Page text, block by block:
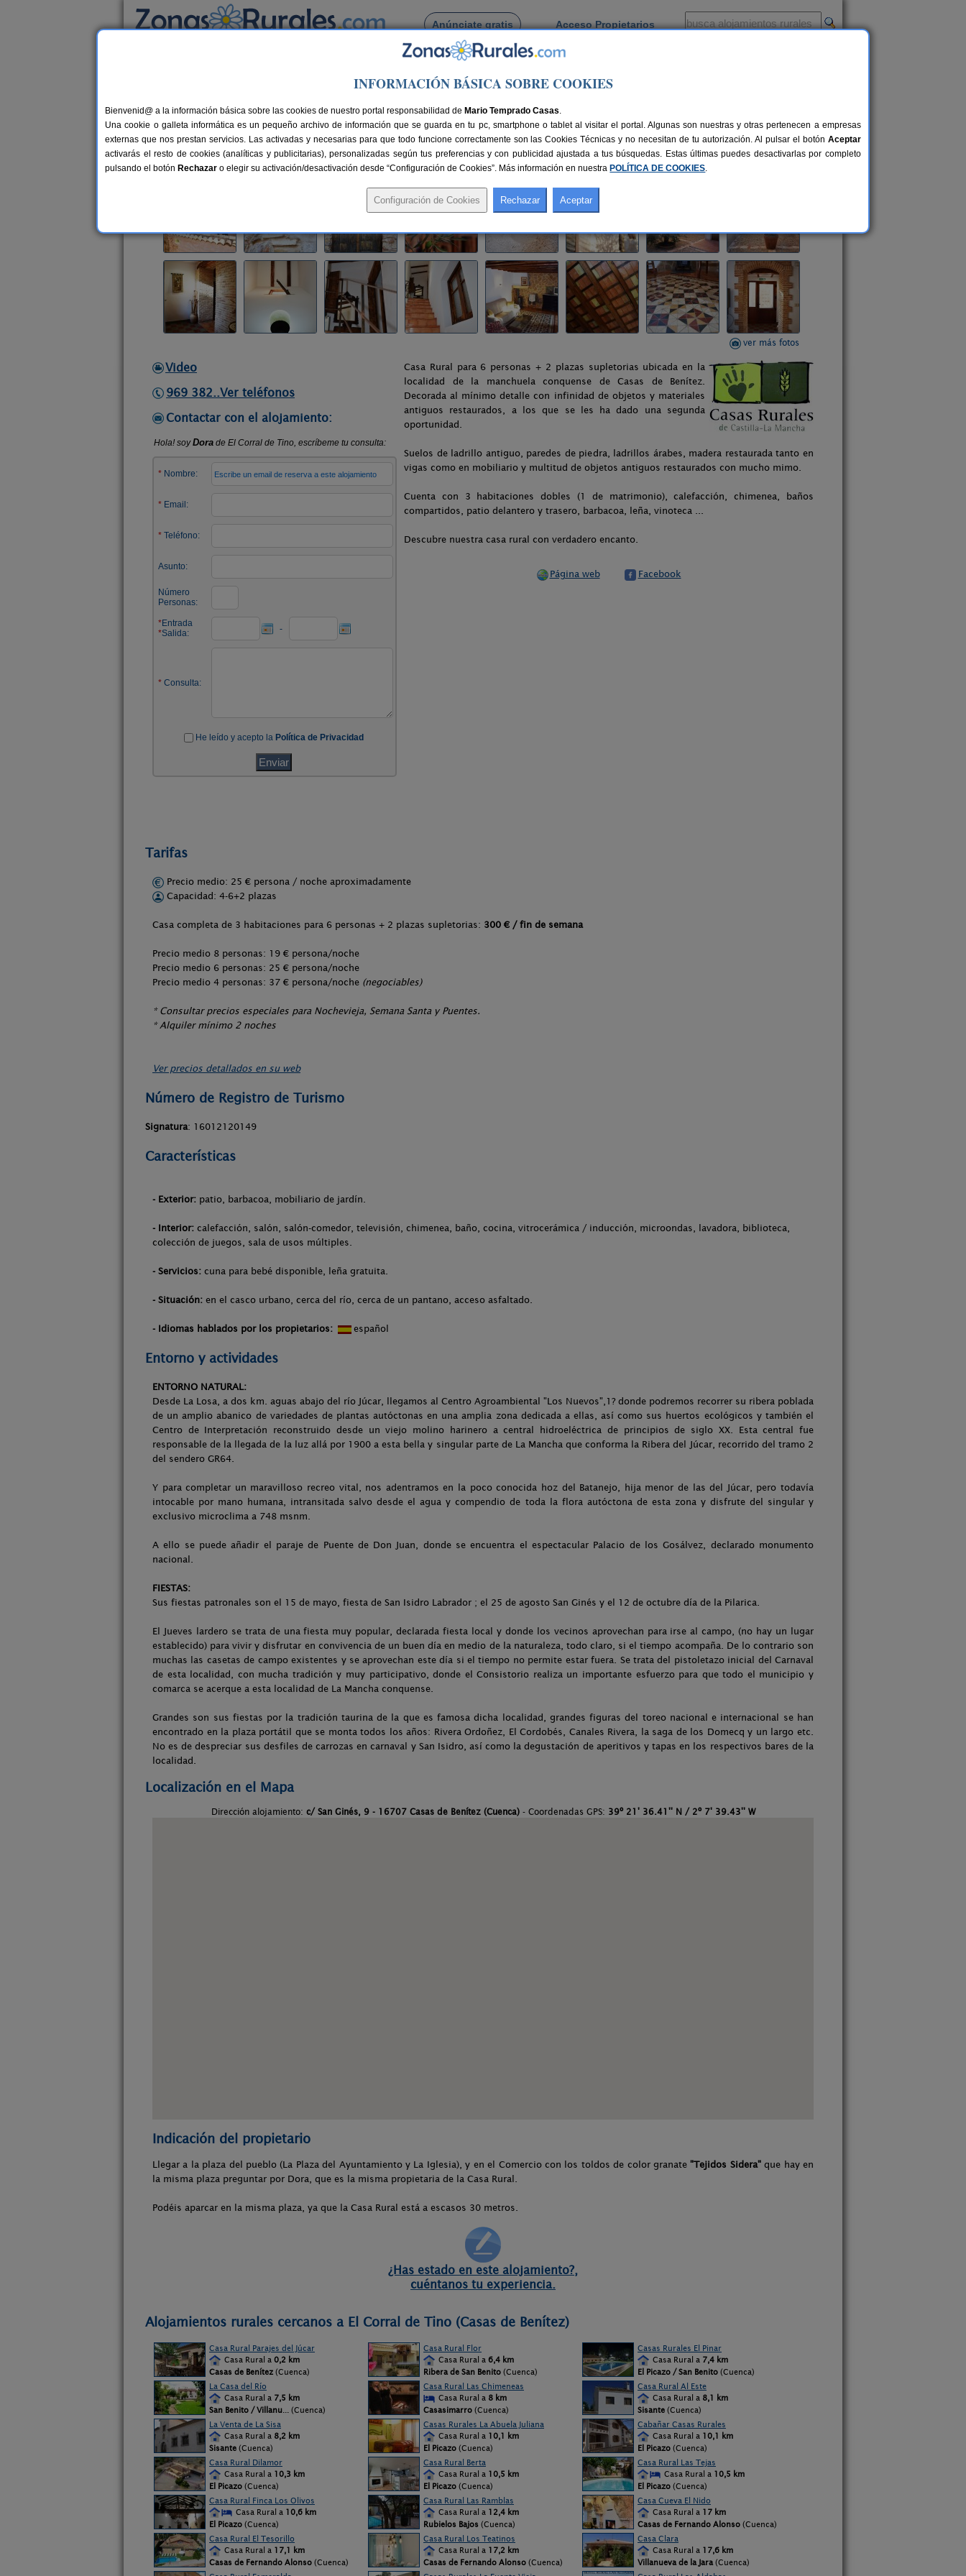
Anúnciate gratis Acceso Propietarios
Busca por pueblo
Casas de Benítez> El Corral de Tino
El Corral de Tino
Casa Rural en Casas de Benítez (Cuenca)
Alquiler completo 4-6+2 plazas 100 km de Cuenca Compartir:
ver más fotos
Video
969 382..Ver teléfonos
Contactar con el alojamiento:
Casa Rural para 6 personas + 2 plazas supletorias ubicada en la
localidad de la manchuela conquense de Casas de Benítez.
Decorada al mínimo detalle con infinidad de objetos y materiales
antiguos restaurados, a los que se les ha dado una segunda
oportunidad.
Suelos de ladrillo antiguo, paredes de piedra, ladrillos árabes, madera restaurada tanto en
vigas como en mobiliario y multitud de objetos antiguos restaurados con mucho mimo.
Cuenta con 3 habitaciones dobles (1 de matrimonio), calefacción, chimenea, baños
compartidos, patio delantero y trasero, barbacoa, leña, vinoteca ...
Descubre nuestra casa rural con verdadero encanto.
Página web Facebook
Tarifas
Precio medio: 25 € persona / noche aproximadamente
Capacidad: 4-6+2 plazas
Casa completa de 3 habitaciones para 6 personas + 2 plazas supletorias: 300 € / fin de semana
Precio medio 8 personas: 19 € persona/noche
Precio medio 6 personas: 25 € persona/noche
Precio medio 4 personas: 37 € persona/noche (negociables)
* Consultar precios especiales para Nochevieja, Semana Santa y Puentes.
* Alquiler mínimo 2 noches
Ver precios detallados en su web
Número de Registro de Turismo
Signatura: 16012120149
Características
- Exterior: patio, barbacoa, mobiliario de jardín.
- Interior: calefacción, salón, salón-comedor, televisión, chimenea, baño, cocina, vitrocerámica / inducción, microondas, lavadora, biblioteca,
colección de juegos, sala de usos múltiples.
- Servicios: cuna para bebé disponible, leña gratuita.
- Situación: en el casco urbano, cerca del río, cerca de un pantano, acceso asfaltado.
- Idiomas hablados por los propietarios: español
Entorno y actividades
ENTORNO NATURAL:
Desde La Losa, a dos km. aguas abajo del río Júcar, llegamos al Centro Agroambiental "Los Nuevos",1? donde podremos recorrer su ribera poblada
de un amplio abanico de variedades de plantas autóctonas en una amplia zona dedicada a ellas, así como sus huertos ecológicos y también el
Centro de Interpretación reconstruido desde un viejo molino harinero a central hidroeléctrica de principios de siglo XX. Esta central fue
responsable de la llegada de la luz allá por 1900 a esta bella y singular parte de La Mancha que conforma la Ribera del Júcar, recorrido del tramo 2
del sendero GR64.
Y para completar un maravilloso recreo vital, nos adentramos en la poco conocida hoz del Batanejo, hija menor de las del Júcar, pero todavía
intocable por mano humana, intransitada salvo desde el agua y compendio de toda la flora autóctona de esta zona y disfrute del singular y
exclusivo microclima a 748 msnm.
A ello se puede añadir el paraje de Puente de Don Juan, donde se encuentra el espectacular Palacio de los Gosálvez, declarado monumento
nacional.
FIESTAS:
Sus fiestas patronales son el 15 de mayo, fiesta de San Isidro Labrador ; el 25 de agosto San Ginés y el 12 de octubre día de la Pilarica.
El Jueves lardero se trata de una fiesta muy popular, declarada fiesta local y donde los vecinos aprovechan para irse al campo, (no hay un lugar
establecido) para vivir y disfrutar en convivencia de un buen día en medio de la naturaleza, todo claro, si el tiempo acompaña. De lo contrario son
muchas las casetas de campo existentes y se aprovechan este día si el tiempo no permite estar fuera. Se trata del pistoletazo inicial del Carnaval
de esta localidad, con mucha tradición y muy participativo, donde el Consistorio realiza un importante esfuerzo para que todo el municipio y
comarca se acerque a esta localidad de La Mancha conquense.
Grandes son sus fiestas por la tradición taurina de la que es famosa dicha localidad, grandes figuras del toreo nacional e internacional se han
encontrado en la plaza portátil que se monta todos los años: Rivera Ordoñez, El Cordobés, Canales Rivera, la saga de los Domecq y un largo etc.
No es de despreciar sus desfiles de carrozas en carnaval y San Isidro, así como la degustación de aperitivos y tapas en los respectivos bares de la
localidad.
Localización en el Mapa
Dirección alojamiento: c/ San Ginés, 9 - 16707 Casas de Benítez (Cuenca)- Coordenadas GPS: 39º 21' 36.41'' N / 2º 7' 39.43'' W
Indicación del propietario
Llegar a la plaza del pueblo (La Plaza del Ayuntamiento y La Iglesia), y en el Comercio con los toldos de color granate"Tejidos Sidera"que hay en
la misma plaza preguntar por Dora, que es la misma propietaria de la Casa Rural.
Podéis aparcar en la misma plaza, ya que la Casa Rural está a escasos 30 metros.
¿Has estado en este alojamiento?,
cuéntanos tu experiencia.
Alojamientos rurales cercanos a El Corral de Tino (Casas de Benítez)
Casa Rural Parajes del Júcar
Casa Rural a 0,2 km
Casas de Benítez (Cuenca)
Casa Rural Flor
Casa Rural a 6,4 km
Ribera de San Benito (Cuenca)
Casas Rurales El Pinar
Casa Rural a 7,4 km
El Picazo / San Benito (Cuenca)
La Casa del Río
Casa Rural a 7,5 km
San Benito / Villanu... (Cuenca)
Casa Rural Las Chimeneas
Casa Rural a 8 km
Casasimarro (Cuenca)
Casa Rural Al Este
Casa Rural a 8,1 km
Sisante (Cuenca)
La Venta de La Sisa
Casa Rural a 8,2 km
Sisante (Cuenca)
Casas Rurales La Abuela Juliana
Casa Rural a 10,1 km
El Picazo (Cuenca)
Cabañar Casas Rurales
Casa Rural a 10,1 km
El Picazo (Cuenca)
Casa Rural Dilamor
Casa Rural a 10,3 km
El Picazo (Cuenca)
Casa Rural Berta
Casa Rural a 10,5 km
El Picazo (Cuenca)
Casa Rural Las Tejas
Casa Rural a 10,5 km
El Picazo (Cuenca)
Casa Rural Finca Los Olivos
Casa Rural a 10,6 km
El Picazo (Cuenca)
Casa Rural Las Ramblas
Casa Rural a 12,4 km
Rubielos Bajos (Cuenca)
Casa Cueva El Nido
Casa Rural a 17 km
Casas de Fernando Alonso (Cuenca)
Casa Rural El Tesorillo
Casa Rural a 17,1 km
Casas de Fernando Alonso (Cuenca)
Casa Rural Los Teatinos
Casa Rural a 17,2 km
Casas de Fernando Alonso (Cuenca)
Casa Clara
Casa Rural a 17,6 km
Villanueva de la Jara (Cuenca)
INFORMACIÓN BÁSICA SOBRE COOKIES
Bienvenid@ a la información básica sobre las cookies de nuestro portal responsabilidad de Mario Temprado Casas.
Una cookie o galleta informática es un pequeño archivo de información que se guarda en tu pc, smartphone o tablet al visitar el portal. Algunas son nuestras y otras pertenecen a empresas
externas que nos prestan servicios. Las activadas y necesarias para que todo funcione correctamente son las Cookies Técnicas y no necesitan de tu autorización. Al pulsar el botón Aceptar
activarás el resto de cookies (analíticas y publicitarias), personalizadas según tus preferencias y con publicidad ajustada a tus búsquedas. Estas últimas puedes desactivarlas por completo
pulsando el botón Rechazar o elegir su activación/desactivación desde “Configuración de Cookies”. Más información en nuestra POLÍTICA DE COOKIES.